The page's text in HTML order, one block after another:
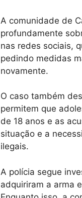
A comunidade de
profundamente
nas redes sociais,
pedindo medidas
novamente.
O caso também
permitem que
de 18 anos e as
situação e a
ilegais.
A polícia segue
adquiriram a arma